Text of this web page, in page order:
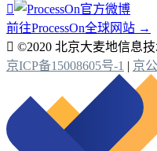

前往ProcessOn全球网站 →
 ©2020 北京大麦地信息
京ICP备15008605号-1 | 京